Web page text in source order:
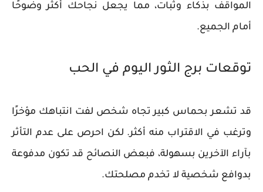
المواقف بذكاء وثبات، مما يجعل نجاحك أكثر وضوحًا
أمام الجميع.
توقعات برج الثور اليوم في الحب
قد تشعر بحماس كبير تجاه شخص لفت انتباهك مؤخرًا
وترغب في الاقتراب منه أكثر. لكن احرص على عدم التأثر
بآراء الآخرين بسهولة، فبعض النصائح قد تكون مدفوعة
بدوافع شخصية لا تخدم مصلحتك.